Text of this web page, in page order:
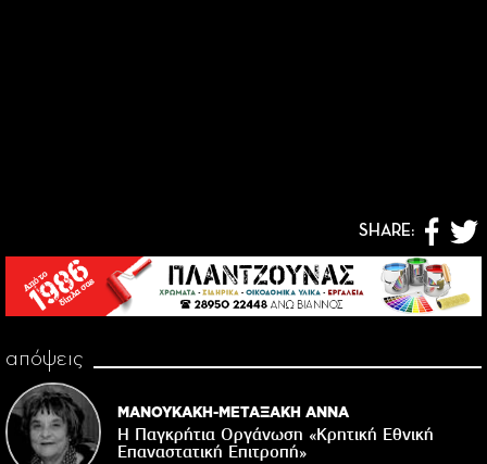
SHARE:
απόψεις
ΜΑΝΟΥΚΑΚΗ-ΜΕΤΑΞΑΚΗ ΑΝΝΑ
Η Παγκρήτια Οργάνωση «Κρητική Εθνική
Επαναστατική Eπιτροπή»